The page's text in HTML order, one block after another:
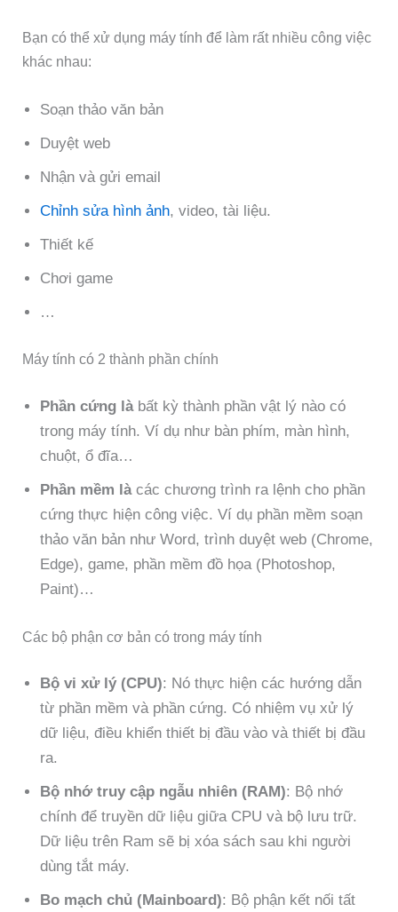
Bạn có thể xử dụng máy tính để làm rất nhiều công việc
khác nhau:
Soạn thảo văn bản
Duyệt web
Nhận và gửi email
Chỉnh sửa hình ảnh, video, tài liệu.
Thiết kế
Chơi game
…
Máy tính có 2 thành phần chính
Phần cứng làbất kỳ thành phần vật lý nào có
trong máy tính. Ví dụ như bàn phím, màn hình,
chuột, ổ đĩa…
Phần mềm làcác chương trình ra lệnh cho phần
cứng thực hiện công việc. Ví dụ phần mềm soạn
thảo văn bản như Word, trình duyệt web (Chrome,
Edge), game, phần mềm đồ họa (Photoshop,
Paint)…
Các bộ phận cơ bản có trong máy tính
Bộ vi xử lý (CPU): Nó thực hiện các hướng dẫn
từ phần mềm và phần cứng. Có nhiệm vụ xử lý
dữ liệu, điều khiển thiết bị đầu vào và thiết bị đầu
ra.
Bộ nhớ truy cập ngẫu nhiên (RAM): Bộ nhớ
chính để truyền dữ liệu giữa CPU và bộ lưu trữ.
Dữ liệu trên Ram sẽ bị xóa sách sau khi người
dùng tắt máy.
Bo mạch chủ (Mainboard): Bộ phận kết nối tất